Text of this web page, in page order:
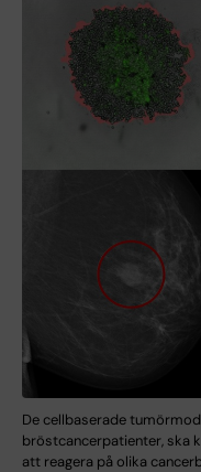
De cellbaserade
bröstcancerpatienter, ska
att reagera på olika